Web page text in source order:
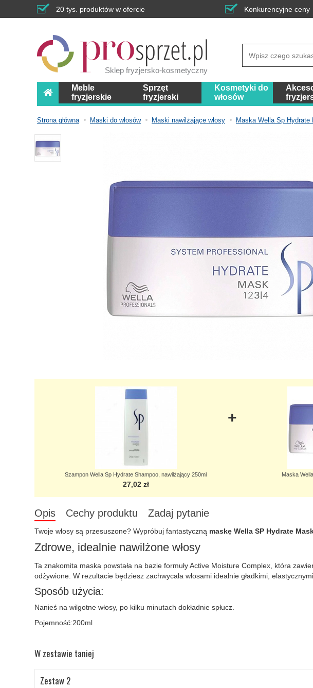
20 tys. produktów w ofercie Konkurencyjne ceny
Sklep fryzjersko-kosmetyczny
Meble
fryzjerskie
Sprzęt
fryzjerski
Kosmetyki do
włosów
Strona główna Maski do włosów Maski nawilżające włosy Maska Wella Sp Hydrate
+
Szampon Wella Sp Hydrate Shampoo, nawilżający 250ml
27,02 zł
Maska
Opis Cechy produktu Zadaj pytanie
Twoje włosy są przesuszone? Wypróbuj fantastyczną maskę Wella SP Hydrate
Zdrowe, idealnie nawilżone włosy
Ta znakomita maska powstała na bazie formuły Active Moisture Complex, która
odżywione. W rezultacie będziesz zachwycała włosami idealnie gładkimi,
Sposób użycia:
Nanieś na wilgotne włosy, po kilku minutach dokładnie spłucz.
Pojemność:200ml
W zestawie taniej
Zestaw 2